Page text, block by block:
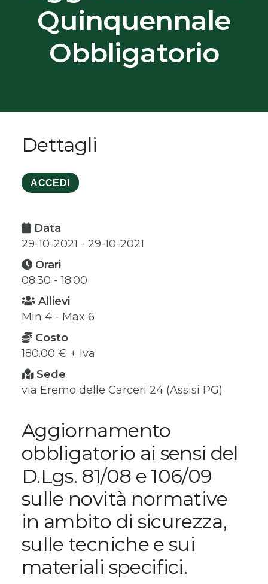
Quinquennale
Obbligatorio
Aggiornamento
obbligatorio ai sensi del
D.Lgs. 81/08 e 106/09
sulle novità normative
in ambito di sicurezza,
sulle tecniche e sui
materiali specifici.
Dettagli
ACCEDI
Data
29-10-2021 - 29-10-2021
Orari
08:30 - 18:00
Allievi
Min 4 - Max 6
Costo
180.00 € + Iva
Sede
via Eremo delle Carceri 24 (Assisi PG)